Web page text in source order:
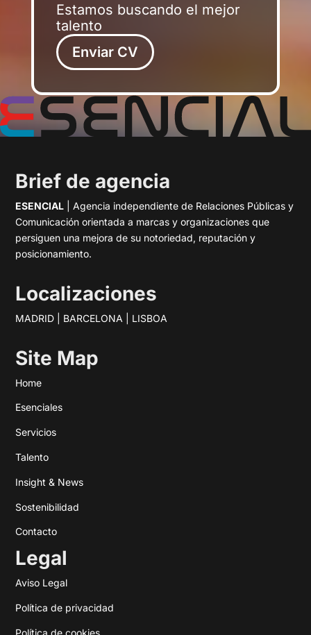
Estamos buscando el mejor
talento
Enviar CV
Brief de agencia
ESENCIAL | Agencia independiente de Relaciones Públicas y
Comunicación orientada a marcas y organizaciones que
persiguen una mejora de su notoriedad, reputación y
posicionamiento.
Localizaciones
MADRID | BARCELONA | LISBOA
Site Map
Home
Esenciales
Servicios
Talento
Insight & News
Sostenibilidad
Contacto
Legal
Aviso Legal
Política de privacidad
Política de cookies